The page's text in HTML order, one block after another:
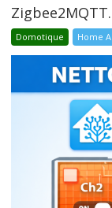
Domotique Home